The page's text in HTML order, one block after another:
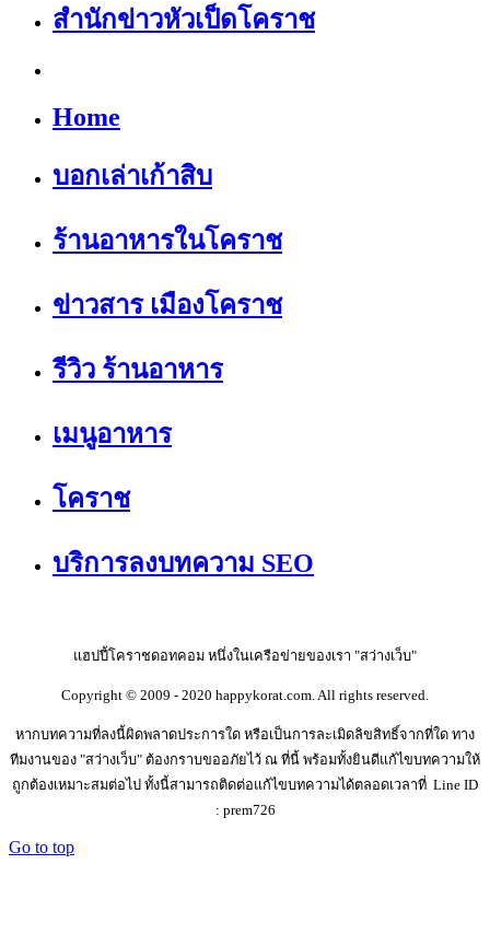
สำนักข่าวหัวเป็ดโคราช
Home
บอกเล่าเก้าสิบ
ร้านอาหารในโคราช
ข่าวสาร เมืองโคราช
รีวิว ร้านอาหาร
เมนูอาหาร
โคราช
บริการลงบทความ SEO
แฮปปี้โคราชดอทคอม หนึ่งในเครือข่ายของเรา "สว่างเว็บ"
Copyright © 2009 - 2020 happykorat.com. All rights reserved.
หากบทความที่ลงนี้ผิดพลาดประการใด หรือเป็นการละเมิดลิขสิทธิ์จากที่ใด ทาง
ทีมงานของ "สว่างเว็บ" ต้องกราบขออภัยไว้ ณ ที่นี้ พร้อมทั้งยินดีแก้ไขบทความให้
ถูกต้องเหมาะสมต่อไป ทั้งนี้สามารถติดต่อแก้ไขบทความได้ตลอดเวลาที่ Line ID
: prem726
Go to top